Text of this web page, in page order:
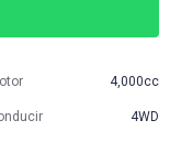
4,000cc
4WD